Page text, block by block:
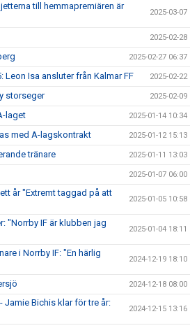
till hemmapremiären är
2025-03-07
2025-02-28
2025-02-27 06:37
Isa ansluter från Kalmar FF 2025-02-22
storseger 2025-02-09
laget 2025-01-14 10:34
med A-lagskontrakt 2025-01-12 15:13
tränare 2025-01-11 13:03
2025-01-07 06:00
år "Extremt taggad på att
2025-01-05 10:58
"Norrby IF är klubben jag
2025-01-04 18:11
i Norrby IF: "En härlig
2024-12-19 18:10
2024-12-18 08:00
Jamie Bichis klar för tre år:
2024-12-15 13:16